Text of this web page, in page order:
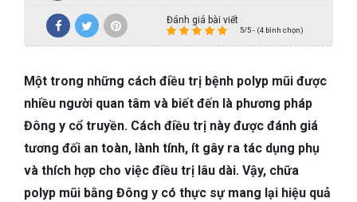
BỆNH XƯƠNG KHỚP
TAI – MŨI – HỌNG
TIÊU HÓA
DA LIỄU THẨM MỸ
Đánh giá bài viết
5/5 - (4 bình chọn)
Một trong những cách điều trị bệnh polyp mũi được
nhiều người quan tâm và biết đến là phương pháp
Đông y cổ truyền. Cách điều trị này được đánh giá
tương đối an toàn, lành tính, ít gây ra tác dụng phụ
và thích hợp cho việc điều trị lâu dài. Vậy, chữa
polyp mũi bằng Đông y có thực sự mang lại hiệu quả